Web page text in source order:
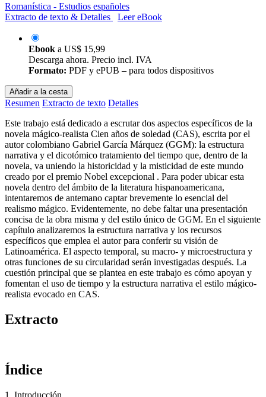
Romanística - Estudios españoles
Extracto de texto & Detalles
Leer eBook
Ebook a US$ 15,99
Descarga ahora. Precio incl. IVA
Formato: PDF y ePUB – para todos dispositivos
Añadir a la cesta
Resumen Extracto de texto Detalles
Este trabajo está dedicado a escrutar dos aspectos específicos de la
novela mágico-realista Cien años de soledad (CAS), escrita por el
autor colombiano Gabriel García Márquez (GGM): la estructura
narrativa y el dicotómico tratamiento del tiempo que, dentro de la
novela, va uniendo la historicidad y la misticidad de este mundo
creado por el premio Nobel excepcional . Para poder ubicar esta
novela dentro del ámbito de la literatura hispanoamericana,
intentaremos de antemano captar brevemente lo esencial del
realismo mágico. Evidentemente, no debe faltar una presentación
concisa de la obra misma y del estilo único de GGM. En el siguiente
capítulo analizaremos la estructura narrativa y los recursos
específicos que emplea el autor para conferir su visión de
Latinoamérica. El aspecto temporal, su macro- y microestructura y
otras funciones de su circularidad serán investigadas después. La
cuestión principal que se plantea en este trabajo es cómo apoyan y
fomentan el uso de tiempo y la estructura narrativa el estilo mágico-
realista evocado en CAS.
Extracto
Índice
1. Introducción